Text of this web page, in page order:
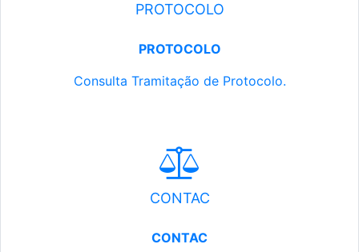
PROTOCOLO
PROTOCOLO
Consulta Tramitação de Protocolo.
CONTAC
CONTAC